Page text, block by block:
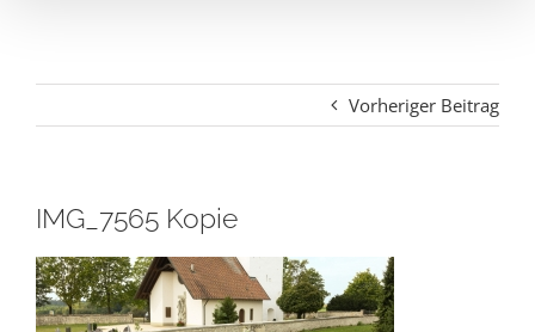
Vorheriger Beitrag
IMG_7565 Kopie